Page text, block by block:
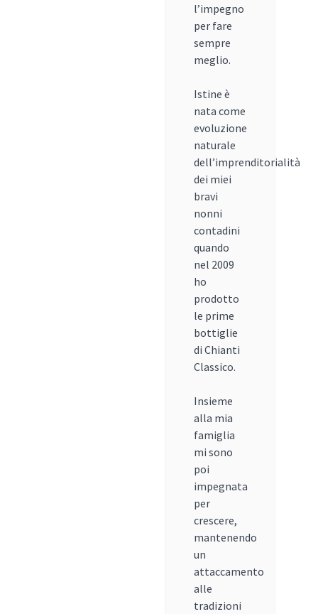
l’impegno
per fare
sempre
meglio.
Istine è
nata come
evoluzione
naturale
dell’imprenditorialità
dei miei
bravi
nonni
contadini
quando
nel 2009
ho
prodotto
le prime
bottiglie
di Chianti
Classico.
Insieme
alla mia
famiglia
mi sono
poi
impegnata
per
crescere,
mantenendo
un
attaccamento
alle
tradizioni